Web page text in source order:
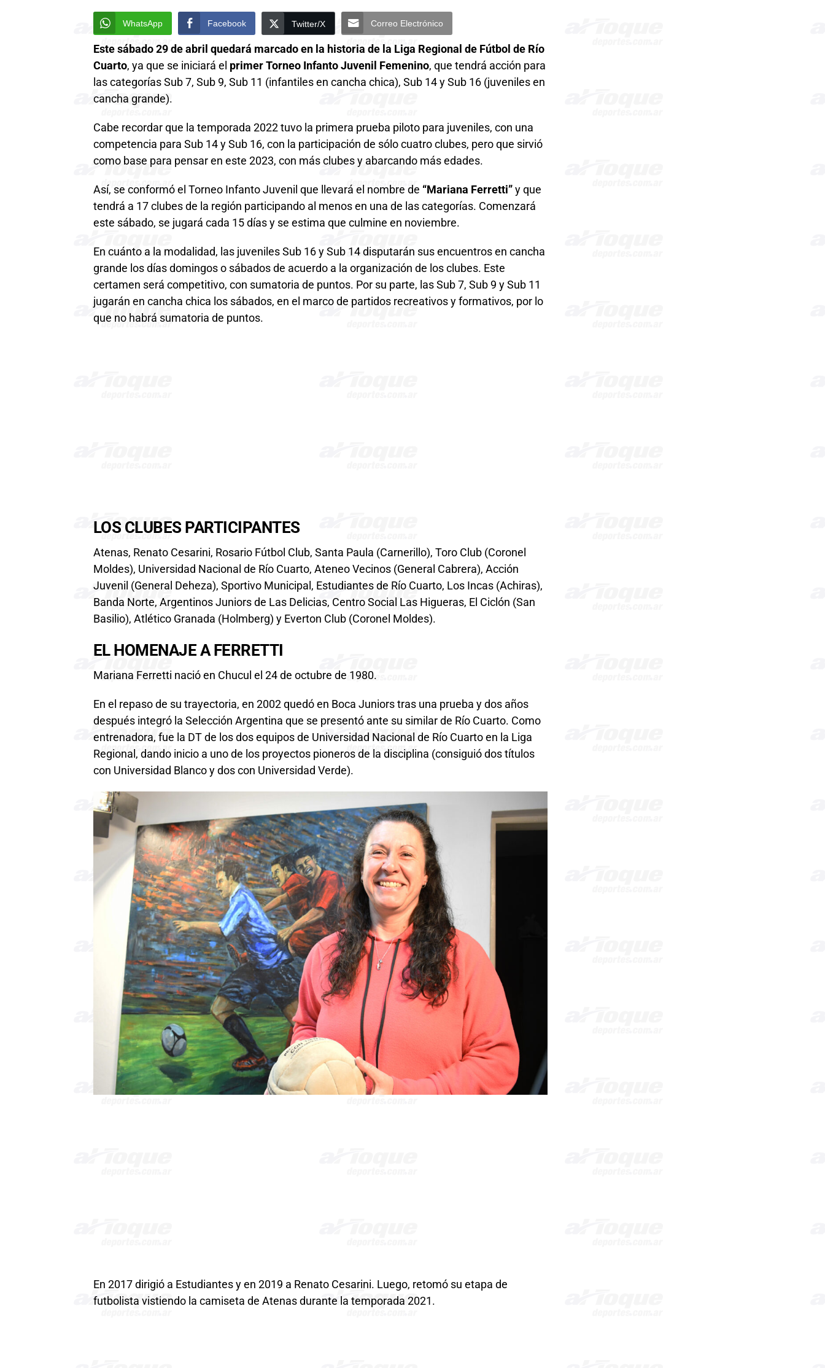
WhatsApp Facebook Twitter/X Correo Electrónico
Este sábado 29 de abril quedará marcado en la historia de la Liga Regional de Fútbol de Río
Cuarto, ya que se iniciará el primer Torneo Infanto Juvenil Femenino, que tendrá acción para
las categorías Sub 7, Sub 9, Sub 11 (infantiles en cancha chica), Sub 14 y Sub 16 (juveniles en
cancha grande).
Cabe recordar que la temporada 2022 tuvo la primera prueba piloto para juveniles, con una
competencia para Sub 14 y Sub 16, con la participación de sólo cuatro clubes, pero que sirvió
como base para pensar en este 2023, con más clubes y abarcando más edades.
Así, se conformó el Torneo Infanto Juvenil que llevará el nombre de “Mariana Ferretti” y que
tendrá a 17 clubes de la región participando al menos en una de las categorías. Comenzará
este sábado, se jugará cada 15 días y se estima que culmine en noviembre.
En cuánto a la modalidad, las juveniles Sub 16 y Sub 14 disputarán sus encuentros en cancha
grande los días domingos o sábados de acuerdo a la organización de los clubes. Este
certamen será competitivo, con sumatoria de puntos. Por su parte, las Sub 7, Sub 9 y Sub 11
jugarán en cancha chica los sábados, en el marco de partidos recreativos y formativos, por lo
que no habrá sumatoria de puntos.
LOS CLUBES PARTICIPANTES
Atenas, Renato Cesarini, Rosario Fútbol Club, Santa Paula (Carnerillo), Toro Club (Coronel
Moldes), Universidad Nacional de Río Cuarto, Ateneo Vecinos (General Cabrera), Acción
Juvenil (General Deheza), Sportivo Municipal, Estudiantes de Río Cuarto, Los Incas (Achiras),
Banda Norte, Argentinos Juniors de Las Delicias, Centro Social Las Higueras, El Ciclón (San
Basilio), Atlético Granada (Holmberg) y Everton Club (Coronel Moldes).
EL HOMENAJE A FERRETTI
Mariana Ferretti nació en Chucul el 24 de octubre de 1980.
En el repaso de su trayectoria, en 2002 quedó en Boca Juniors tras una prueba y dos años
después integró la Selección Argentina que se presentó ante su similar de Río Cuarto. Como
entrenadora, fue la DT de los dos equipos de Universidad Nacional de Río Cuarto en la Liga
Regional, dando inicio a uno de los proyectos pioneros de la disciplina (consiguió dos títulos
con Universidad Blanco y dos con Universidad Verde).
En 2017 dirigió a Estudiantes y en 2019 a Renato Cesarini. Luego, retomó su etapa de
futbolista vistiendo la camiseta de Atenas durante la temporada 2021.